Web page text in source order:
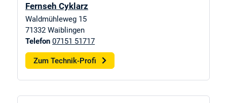
Fernseh Cyklarz
Waldmühleweg 15
71332 Waiblingen
Telefon 07151 51717
Zum Technik-Profi